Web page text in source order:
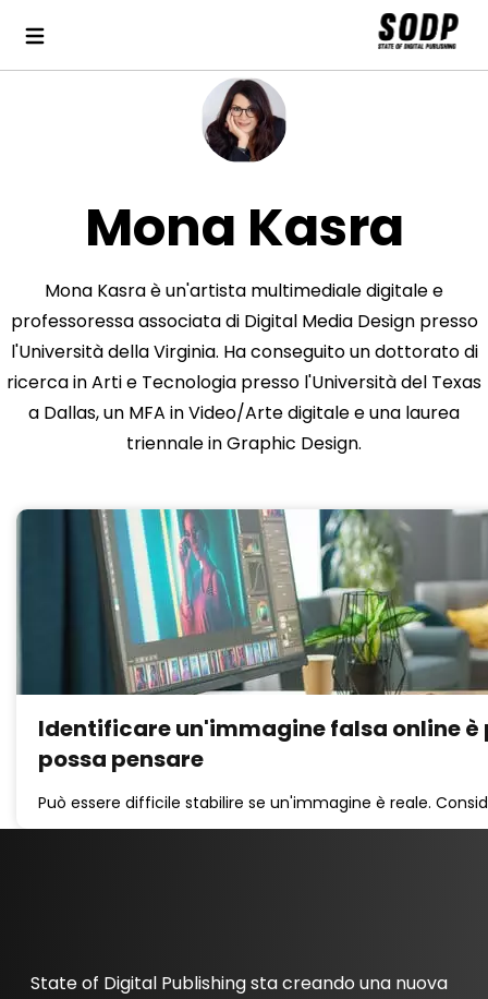
Mona Kasra
Mona Kasra è un'artista multimediale digitale e
professoressa associata di Digital Media Design presso
l'Università della Virginia. Ha conseguito un dottorato di
ricerca in Arti e Tecnologia presso l'Università del Texas
a Dallas, un MFA in Video/Arte digitale e una laurea
triennale in Graphic Design.
Identificare un'immagine falsa online
possa pensare
Può essere difficile stabilire se un'immagine è reale.
State of Digital Publishing sta creando una nuova